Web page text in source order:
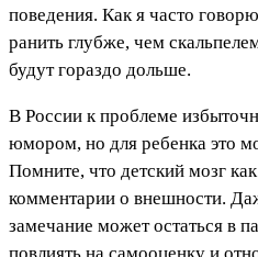
поведения. Как я часто
ранить глубже, чем
будут гораздо дольше.
В России к проблеме
юмором, но для ребенка это
Помните, что детский мозг
комментарии о внешности.
замечание может остаться в